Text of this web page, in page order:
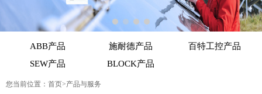
ABB产品 施耐德产品
百特工控产品
SEW产品
BLOCK产品
您当前位置： 首页>产品与服务